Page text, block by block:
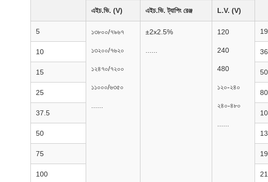
এইচ.ভি. (V) এইচ.ভি. ট্যাপিং রেঞ্জ L.V. (V)
5 ১৩৮০০/৭৯৬৭
১৩২০০/৭৬২০
১২৪৭০/৭২০০
১১০০০/৬৩৫০
±2x2.5% 120
240
480
১২০-২৪০
২৪০-৪৮০
19
10 36
15 50
25 80
37.5
50
75
100